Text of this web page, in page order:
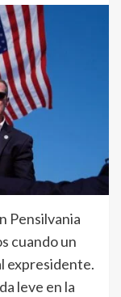
Pensilvania
cuando un
expresidente.
leve en la